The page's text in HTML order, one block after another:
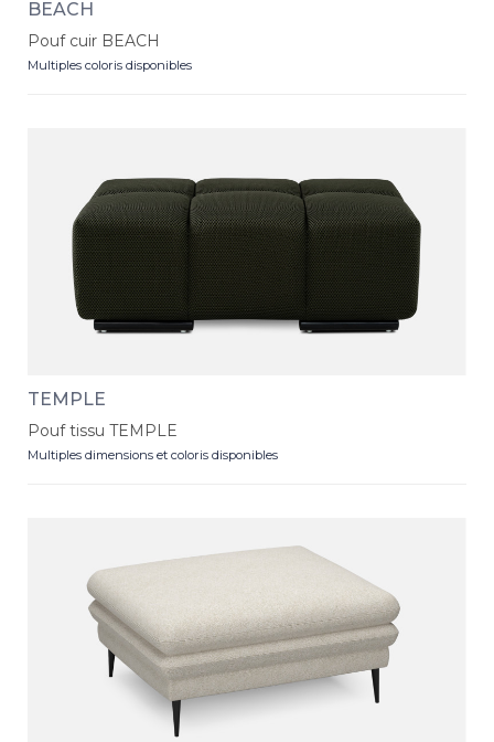
BEACH
Pouf cuir BEACH
Multiples coloris disponibles
TEMPLE
Pouf tissu TEMPLE
Multiples dimensions et coloris disponibles